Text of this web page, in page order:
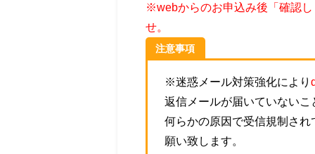
※webからのお申込み後「確認
せ。
注意事項
※迷惑メール対策強化により
返信メールが届いていない
何らかの原因で受信規制さ
願い致します。